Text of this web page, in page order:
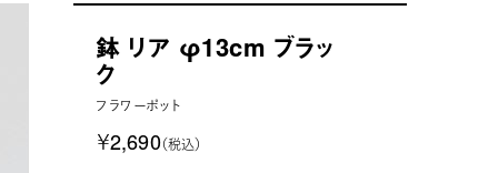
鉢 リア φ13cm ブラッ
ク
フラワーポット
￥2,690（税込）